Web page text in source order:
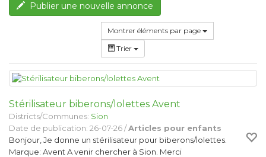
Publier une nouvelle annonce
Montrer éléments par page
Trier
Stérilisateur biberons/lolettes Avent
Districts/Communes: Sion
Date de publication: 26-07-26 /Articles pour enfants
Bonjour, Je donne un stérilisateur pour biberons/lolettes.
Marque: Avent A venir chercher à Sion. Merci